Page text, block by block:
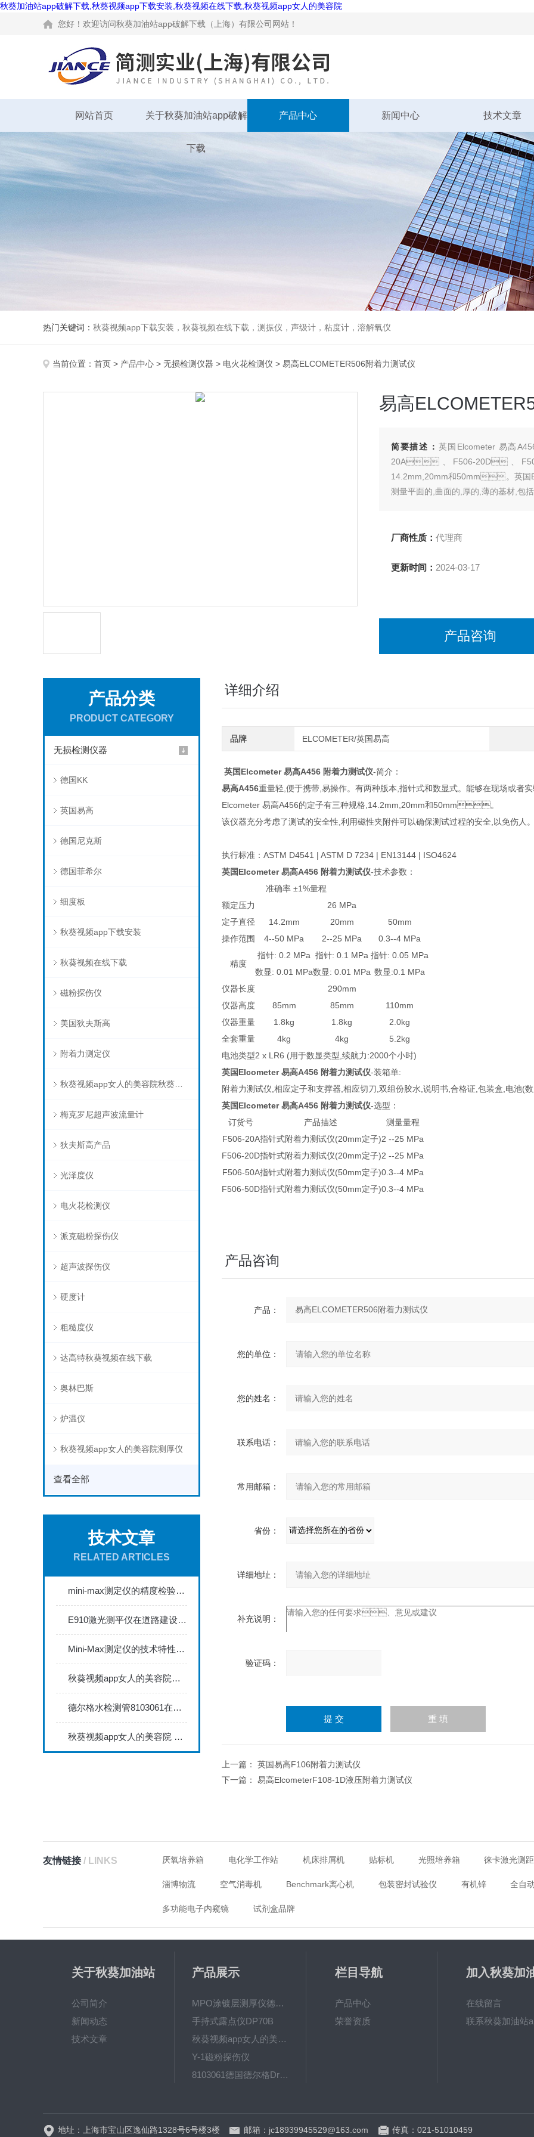
秋葵加油站app破解下载,秋葵视频app下载安装,秋葵视频在线下载,秋葵视频app女人的美容院
您好！欢迎访问秋葵加油站app破解下载（上海）有限公司网站！
网站首页 关于秋葵加油站app破解
下载
产品中心 新闻中心 技术文章
热门关键词： 秋葵视频app下载安装，秋葵视频在线下载，测振仪，声级计，粘度计，溶解氧仪
当前位置： 首页 > 产品中心 > 无损检测仪器 > 电火花检测仪 > 易高ELCOMETER506附着力测试仪
易高
简要描述： 英国Elcometer 易高
20A、F506-20D、
14.2mm,20mm和50mm。英国
测量平面的,曲面的,厚的,薄的基材,包括
厂商性质： 代理商
更新时间： 2024-03-17
产品咨询
产品分类
PRODUCT CATEGORY
无损检测仪器
德国KK
英国易高
德国尼克斯
德国菲希尔
细度板
秋葵视频app下载安装
秋葵视频在线下载
磁粉探伤仪
美国狄夫斯高
附着力测定仪
秋葵视频app女人的美容院秋葵视频在线下载
梅克罗尼超声波流量计
狄夫斯高产品
光泽度仪
电火花检测仪
派克磁粉探伤仪
超声波探伤仪
硬度计
粗糙度仪
达高特秋葵视频在线下载
奥林巴斯
炉温仪
秋葵视频app女人的美容院测厚仪
查看全部
技术文章
RELATED ARTICLES
mini-max测定仪的精度检验与校准方法探讨
E910激光测平仪在道路建设中的关键作用
Mini-Max测定仪的技术特性与典型应用场景深度解读
秋葵视频app女人的美容院秋葵视频app下载安装735FN1.5正确的校准步骤
德尔格水检测管8103061在压缩空气质量检测中的应用
秋葵视频app女人的美容院 minitest2500配N02探头如何两点校准？
详细介绍
品牌 ELCOMETER/英国易高
英国Elcometer 易高A456 附着力测试仪-简介：
易高A456重量轻,便于携带,易操作。有两种版本,指针式和数显式。能够在现场或者实
Elcometer 易高A456的定子有三种规格,14.2mm,20mm和50mm。
该仪器充分考虑了测试的安全性,利用磁性夹附件可以确保测试过程的安全,以免伤人。
执行标准：ASTM D4541 | ASTM D 7234 | EN13144 | ISO4624
英国Elcometer 易高A456 附着力测试仪-技术参数：
准确率 ±1%量程
额定压力
26 MPa
定子直径
14.2mm 20mm
50mm
操作范围
4--50 MPa 2--25 MPa 0.3--4 MPa
精度
指针: 0.2 MPa 指针: 0.1 MPa 指针: 0.05 MPa
数显: 0.01 MPa数显: 0.01 MPa 数显:0.1 MPa
仪器长度
290mm
仪器高度
85mm 85mm
110mm
仪器重量
1.8kg 1.8kg
2.0kg
全套重量
4kg 4kg
5.2kg
电池类型2 x LR6 (用于数显类型,续航力:2000个小时)
英国Elcometer 易高A456 附着力测试仪-装箱单:
附着力测试仪,相应定子和支撑器,相应切刀,双组份胶水,说明书,合格证,包装盒,电池(数显仪
英国Elcometer 易高A456 附着力测试仪-选型：
订货号
产品描述
测量量程
F506-20A指针式附着力测试仪(20mm定子)2 --25 MPa
F506-20D指针式附着力测试仪(20mm定子)2 --25 MPa
F506-50A指针式附着力测试仪(50mm定子)0.3--4 MPa
F506-50D指针式附着力测试仪(50mm定子)0.3--4 MPa
产品咨询
产品：
您的单位：
您的姓名：
联系电话：
常用邮箱：
省份：
详细地址：
补充说明：
验证码：
入
计算结果（填写阿拉伯数
字），如：三加四=7
上一篇： 英国易高F106附着力测试仪
下一篇： 易高ElcometerF108-1D液压附着力测试仪
友情链接/ LINKS 厌氧培养箱 电化学工作站 机床排屑机 贴标机 光照培养箱 徕卡激光测
淄博物流 空气消毒机 Benchmark离心机 包装密封试验仪 有机锌 全自
多功能电子内窥镜 试剂盒品牌
关于秋葵加油站
公司简介
新闻动态
技术文章
产品展示
MPO涂镀层测厚仪德国菲希尔FISCHER
手持式露点仪DP70B
秋葵视频app女人的美容院 600BF秋葵视频app下载安装
Y-1磁粉探伤仪
8103061德国德尔格Dräger检测管
栏目导航
产品中心
荣誉资质
加入秋葵加
在线留言
联系秋葵加油站
地址：上海市宝山区逸仙路1328号6号楼3楼 邮箱：jc18939945529@163.com 传真：021-51010459